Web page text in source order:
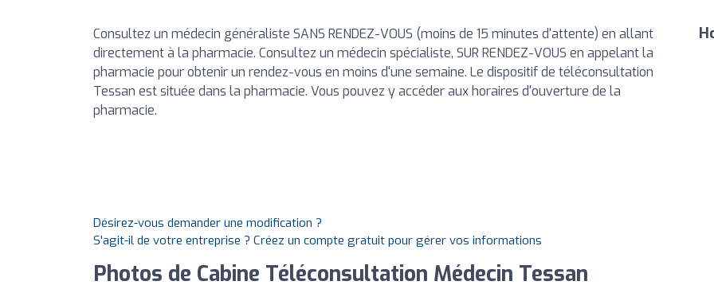
Consultez un médecin généraliste SANS RENDEZ-VOUS (moins de 15 minutes d'attente) en allant
directement à la pharmacie. Consultez un médecin spécialiste, SUR RENDEZ-VOUS en appelant la
pharmacie pour obtenir un rendez-vous en moins d'une semaine. Le dispositif de téléconsultation
Tessan est située dans la pharmacie. Vous pouvez y accéder aux horaires d'ouverture de la
pharmacie.
Désirez-vous demander une modification ?
S'agit-il de votre entreprise ? Créez un compte gratuit pour gérer vos informations
Photos de Cabine Téléconsultation Médecin Tessan